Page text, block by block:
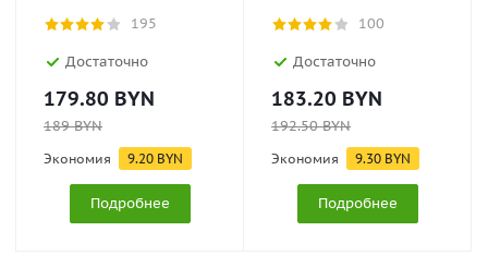
195
Достаточно
179.80 BYN
189BYN
Экономия 9.20 BYN
Подробнее
100
Достаточно
183.20 BYN
192.50BYN
Экономия 9.30 BYN
Подробнее